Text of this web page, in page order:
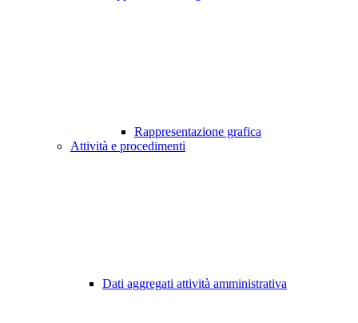
Rappresentazione grafica
Attività e procedimenti
Dati aggregati attività amministrativa